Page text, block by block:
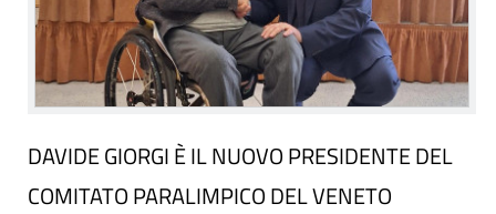
DAVIDE GIORGI È IL NUOVO PRESIDENTE DEL
COMITATO PARALIMPICO DEL VENETO